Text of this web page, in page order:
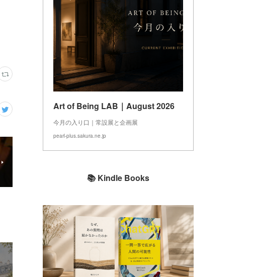
Art of Being LAB｜August 2026
今月の入り口｜常設展と企画展
pearl-plus.sakura.ne.jp
📚 Kindle Books